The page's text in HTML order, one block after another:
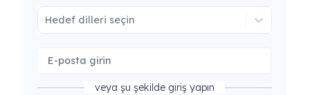
Hedef dilleri seçin
veya şu şekilde giriş yapın